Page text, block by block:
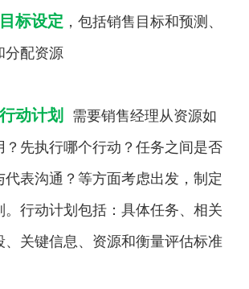
标设定 ，包括销售目标和预测、
分配资源
动计划
需要销售经理从资源如
？先执行哪个行动？任务之间是否
代表沟通？等方面考虑出发，制定
。行动计划包括：具体任务、相关
、关键信息、资源和衡量评估标准